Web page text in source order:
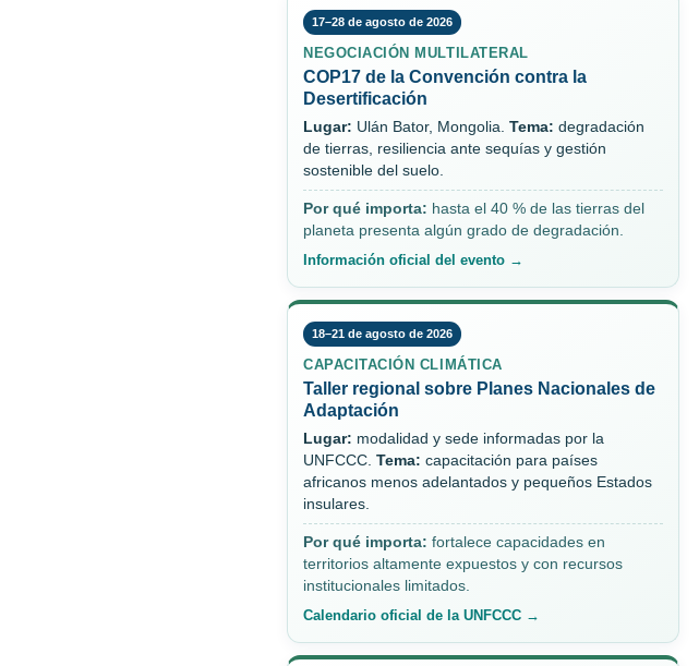
17–28 de agosto de 2026
NEGOCIACIÓN MULTILATERAL
COP17 de la Convención contra la
Desertificación
Lugar: Ulán Bator, Mongolia. Tema: degradación
de tierras, resiliencia ante sequías y gestión
sostenible del suelo.
Por qué importa: hasta el 40 % de las tierras del
planeta presenta algún grado de degradación.
Información oficial del evento →
18–21 de agosto de 2026
CAPACITACIÓN CLIMÁTICA
Taller regional sobre Planes Nacionales de
Adaptación
Lugar: modalidad y sede informadas por la
UNFCCC. Tema: capacitación para países
africanos menos adelantados y pequeños Estados
insulares.
Por qué importa: fortalece capacidades en
territorios altamente expuestos y con recursos
institucionales limitados.
Calendario oficial de la UNFCCC →